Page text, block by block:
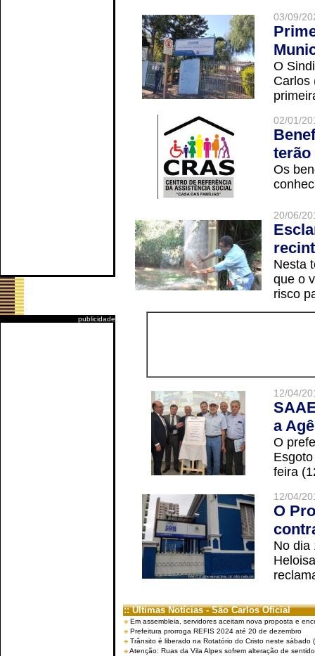
publicidade
03/09/
O
Carlos
02/01/
terão
Os
20/06/
Nesta
que o
risco
12/04/
a
O
feira
12/04/
O
No dia
:: Últimas Notícias - São Carlos Oficial
Em assembleia, servidores aceitam nova proposta e
Prefeitura prorroga REFIS 2024 até 20 de dezembro
Trânsito é liberado na Rotatório do Cristo neste sábado
Atenção: Ruas da Vila Alpes sofrem alteração de